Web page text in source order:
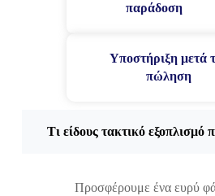
παράδοση
Υποστήριξη μετά
πώληση
Τι είδους τακτικό εξοπλισμό
Προσφέρουμε ένα ευρύ